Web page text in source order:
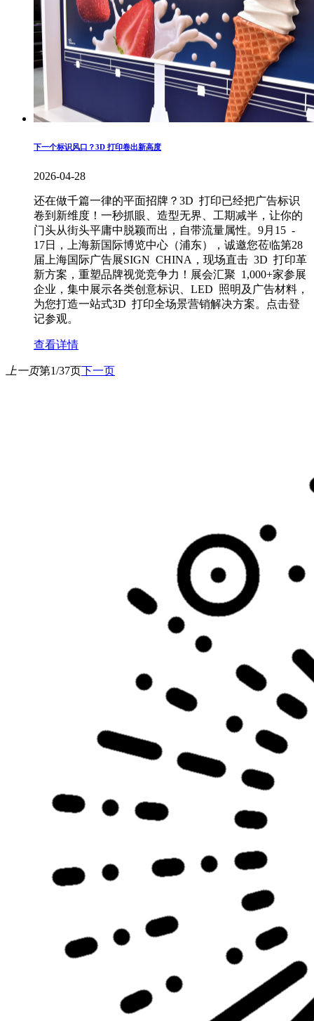
下一个标识风口？3D 打印卷出新高度
2026-04-28
还在做千篇一律的平面招牌？3D 打印已经把广告标识
卷到新维度！一秒抓眼、造型无界、工期减半，让你的
门头从街头平庸中脱颖而出，自带流量属性。9月15 -
17日，上海新国际博览中心（浦东），诚邀您莅临第28
届上海国际广告展SIGN CHINA，现场直击 3D 打印革
新方案，重塑品牌视觉竞争力！展会汇聚 1,000+家参展
企业，集中展示各类创意标识、LED 照明及广告材料，
为您打造一站式3D 打印全场景营销解决方案。点击登
记参观。
查看详情
上一页第1/37页下一页